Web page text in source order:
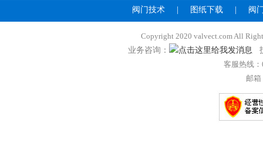
阀门技术 图纸下载 阀
Copyright 2020 valvect.com All
业务咨询：
客服热线
邮箱